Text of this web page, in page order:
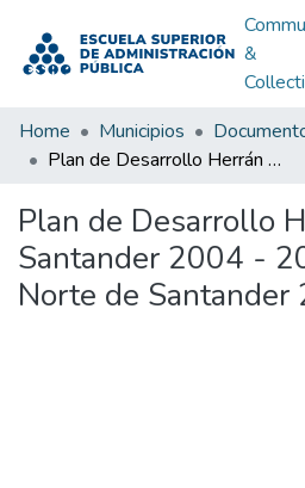
&
Home Municipios
Plan de Desarrollo Herrán Norte de Santander 2004 - 2007: PD Herrán Norte de Santander 2004 - 2007
Plan de Desarrollo
Santander 2004 -
Norte de